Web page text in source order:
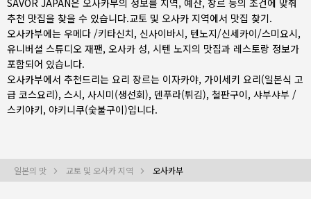
SAVOR JAPAN은 오사카부의 정보를 지역, 예산, 장르 등의 조건에 맞춰
추천 맛집을 찾을 수 있습니다.교토 및 오사카 지역에서 맛집 찾기.
오사카부에는 우메다 /키타신치, 신사이바시, 텐노지/신세카이/스미요시,
유니버셜 스튜디오 재팬, 오사카 성, 시텐 노지의 맛집과 레스토랑 정보가
포함되어 있습니다.
오사카부에서 추천드리는 요리 장르는 이자카야, 가이세키 요리(일본식 고
급 코스요리), 스시, 사시미(생선회), 덴푸라(튀김), 철판구이, 샤부샤부 /
스키야키, 야키니쿠(숯불구이)입니다.
일본의 맛 교토 및 오사카 지역 오사카부